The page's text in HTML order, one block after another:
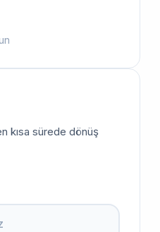
kısa sürede dönüş